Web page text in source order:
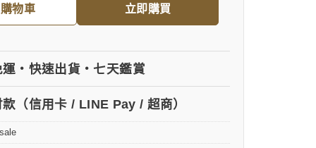
物車 立即購買
・快速出貨・七天鑑賞
（信用卡 / LINE Pay / 超商）